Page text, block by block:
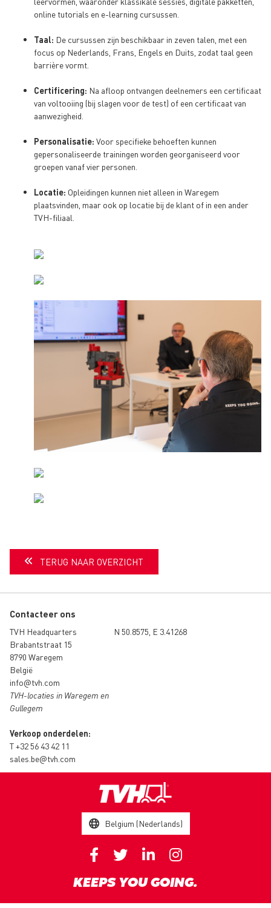
online tutorials en e-learning cursussen.
Taal: De cursussen zijn beschikbaar in zeven talen, met een
focus op Nederlands, Frans, Engels en Duits, zodat taal geen
barrière vormt.
Certificering: Na afloop ontvangen deelnemers een certificaat
van voltooiing (bij slagen voor de test) of een certificaat van
aanwezigheid.
Personalisatie: Voor specifieke behoeften kunnen
gepersonaliseerde trainingen worden georganiseerd voor
groepen vanaf vier personen.
Locatie: Opleidingen kunnen niet alleen in Waregem
plaatsvinden, maar ook op locatie bij de klant of in een ander
TVH-filiaal.
TERUG NAAR OVERZICHT
Contacteer ons
TVH Headquarters
Brabantstraat 15
8790 Waregem
België
info@tvh.com
TVH-locaties in Waregem en
Gullegem
Verkoop onderdelen:
T+32 56 43 42 11
sales.be@tvh.com
N 50.8575, E 3.41268
Belgium (Nederlands)
KEEPS YOU GOING.